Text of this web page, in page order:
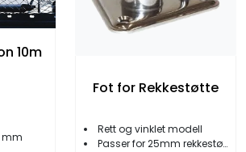
10m
mm
Fot for Rekkestøtte
Rett og vinklet modell
Passer for 25mm rekkestøtte